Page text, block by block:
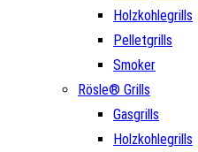
Holzkohlegrills
Pelletgrills
Smoker
Rösle® Grills
Gasgrills
Holzkohlegrills